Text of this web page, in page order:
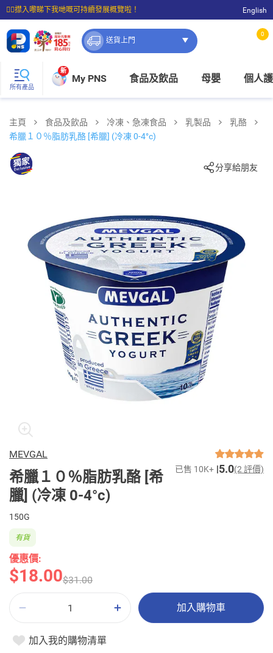
☝🏼㩒入嚟睇下我哋嘅可持續發展概覽啦！
⭐購物滿$399即享免費送貨；滿$100即可免費店取。
English
送貨上門
0
所有產品
新
My PNS 食品及飲品 母嬰 個人
主頁 食品及飲品 冷凍、急凍食品 乳製品
乳酪
希臘１０％脂肪乳酪 [希臘] (冷凍 0-4°c)
分享給朋友
MEVGAL
希臘１０％脂肪乳酪 [希
臘] (冷凍 0-4°c)
已售 10K+ 5.0(2 評價)
150G
優惠價:
$18.00$31.00
有貨
加入購物車
加入我的購物清單